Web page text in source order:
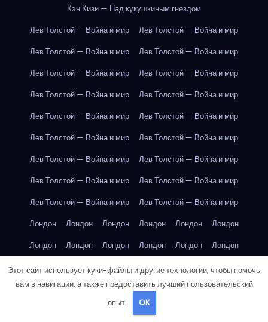
Кэн Кизи — Над кукушкиным гнездом
Лев Толстой — Война и мир
Лев Толстой — Война и мир
Лев Толстой — Война и мир
Лев Толстой — Война и мир
Лев Толстой — Война и мир
Лев Толстой — Война и мир
Лев Толстой — Война и мир
Лев Толстой — Война и мир
Лев Толстой — Война и мир
Лев Толстой — Война и мир
Лев Толстой — Война и мир
Лев Толстой — Война и мир
Лев Толстой — Война и мир
Лев Толстой — Война и мир
Лев Толстой — Война и мир
Лев Толстой — Война и мир
Лев Толстой — Война и мир
Лев Толстой — Война и мир
Лондон
Лондон Лондон Лондон Лондон
Лондон
Лондон
Лондон Лондон Лондон Лондон
Лондон
Лондон
Лондон Лондон Лондон Лондон
Лондон
Лондон
Лондон Лондон Лондон
Лос-Анджелес
Этот сайт использует куки-файлы и другие технологии, чтобы помочь
вам в навигации, а также предоставить лучший пользовательский
опыт.
OK